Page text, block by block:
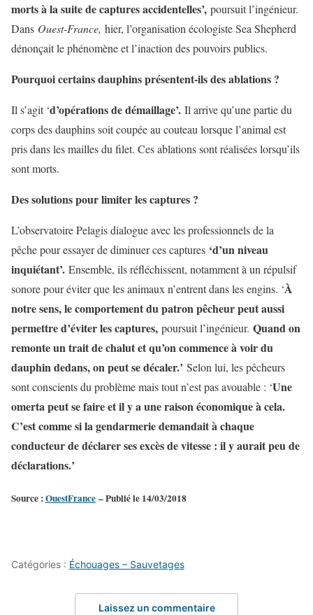
morts à la suite de captures accidentelles’, poursuit l’ingénieur.
Dans Ouest-France, hier, l’organisation écologiste Sea Shepherd
dénonçait le phénomène et l’inaction des pouvoirs publics.
Pourquoi certains dauphins présentent-ils des ablations ?
Il s’agit ‘d’opérations de démaillage’. Il arrive qu’une partie du
corps des dauphins soit coupée au couteau lorsque l’animal est
pris dans les mailles du filet. Ces ablations sont réalisées lorsqu’ils
sont morts.
Des solutions pour limiter les captures ?
L’observatoire Pelagis dialogue avec les professionnels de la
pêche pour essayer de diminuer ces captures ‘d’un niveau
inquiétant’. Ensemble, ils réfléchissent, notamment à un répulsif
sonore pour éviter que les animaux n’entrent dans les engins. ‘À
notre sens, le comportement du patron pêcheur peut aussi
permettre d’éviter les captures, poursuit l’ingénieur. Quand on
remonte un trait de chalut et qu’on commence à voir du
dauphin dedans, on peut se décaler.’ Selon lui, les pêcheurs
sont conscients du problème mais tout n’est pas avouable : ‘Une
omerta peut se faire et il y a une raison économique à cela.
C’est comme si la gendarmerie demandait à chaque
conducteur de déclarer ses excès de vitesse : il y aurait peu de
déclarations.’
Source :OuestFrance – Publié le 14/03/2018
Catégories : Échouages – Sauvetages
Laissez un commentaire